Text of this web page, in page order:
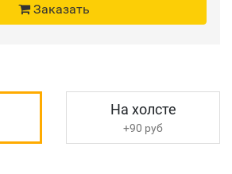
Заказать
На холсте
+90 руб